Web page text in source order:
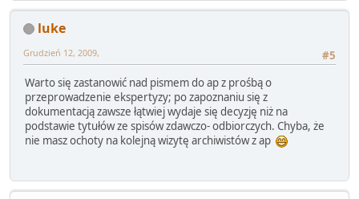
luke
#5
Grudzień 12, 2009,
Warto się zastanowić nad pismem do ap z prośbą o
przeprowadzenie ekspertyzy; po zapoznaniu się z
dokumentacją zawsze łątwiej wydaje się decyzję niż na
podstawie tytułów ze spisów zdawczo- odbiorczych. Chyba, że
nie masz ochoty na kolejną wizytę archiwistów z ap